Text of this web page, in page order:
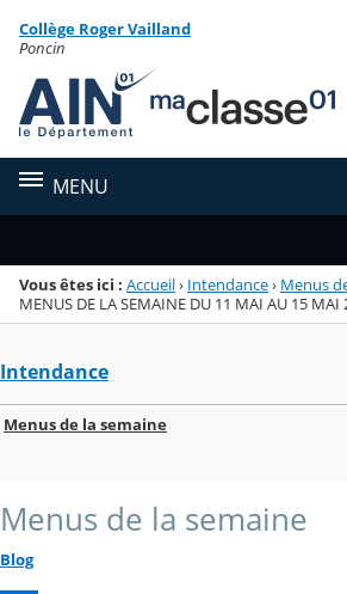
Menu de la rubrique
Contenu
Collège Roger Vailland
Poncin
MENU
Vous êtes ici : Accueil› Intendance› Menus
MENUS DE LA SEMAINE DU 11 MAI AU 15 MAI
Intendance
Menus de la semaine
Menus de la semaine
Blog